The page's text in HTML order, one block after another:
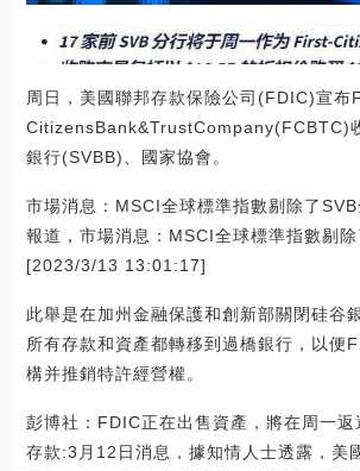
周日，美國聯邦存款保險公司(FDIC)宣布
CitizensBank&TrustCompany(FCBTC)
銀行(SVBB)、國家協會。
市場消息：MSCI全球標準指數剔除了
報道，市場消息：MSCI全球標準指數剔除
[2023/3/13 13:01:17]
此舉是在加州金融保護和創新部關閉硅谷
所有存款和資產都轉移到過橋銀行，以便
構并推銷特許經營權。
彭博社：FDIC正在出售資產，將在周一返
存款:3月12日消息，據知情人士透露，美